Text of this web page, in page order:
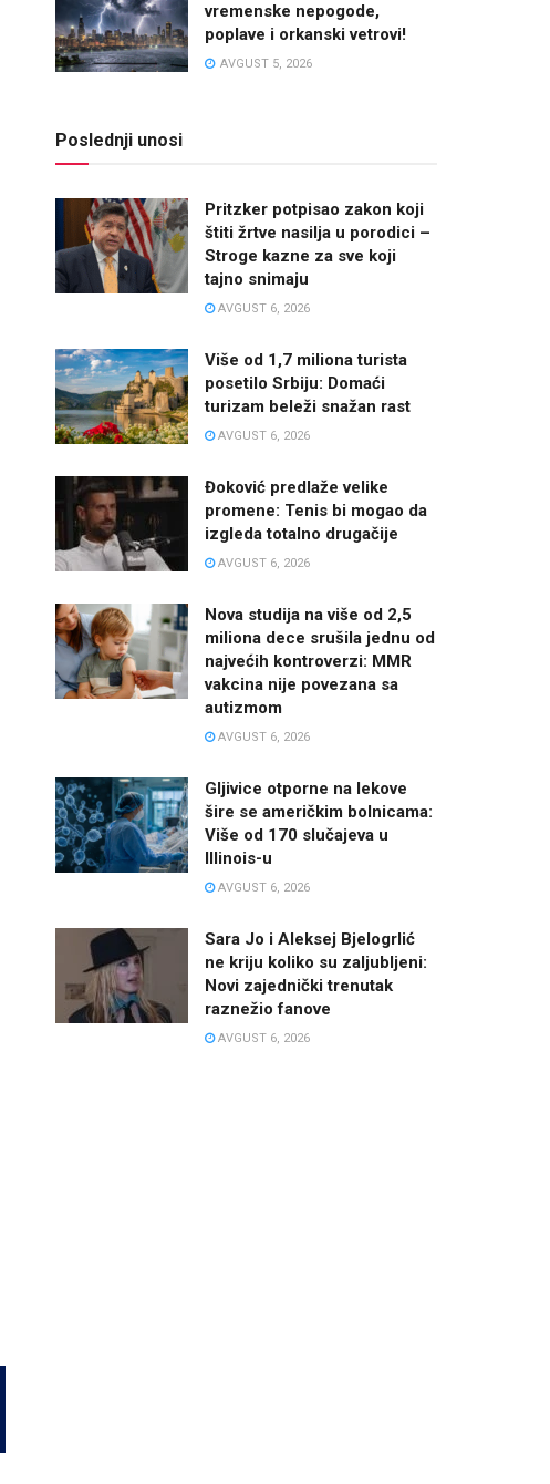
vremenske nepogode,
poplave i orkanski vetrovi!
AVGUST 5, 2026
Poslednji unosi
Pritzker potpisao zakon koji
štiti žrtve nasilja u porodici –
Stroge kazne za sve koji
tajno snimaju
AVGUST 6, 2026
Više od 1,7 miliona turista
posetilo Srbiju: Domaći
turizam beleži snažan rast
AVGUST 6, 2026
Đoković predlaže velike
promene: Tenis bi mogao da
izgleda totalno drugačije
AVGUST 6, 2026
Nova studija na više od 2,5
miliona dece srušila jednu od
najvećih kontroverzi: MMR
vakcina nije povezana sa
autizmom
AVGUST 6, 2026
Gljivice otporne na lekove
šire se američkim bolnicama:
Više od 170 slučajeva u
Illinois-u
AVGUST 6, 2026
Sara Jo i Aleksej Bjelogrlić
ne kriju koliko su zaljubljeni:
Novi zajednički trenutak
raznežio fanove
AVGUST 6, 2026